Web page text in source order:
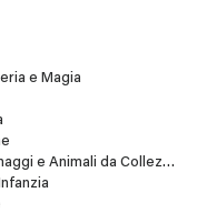
e Magia
e Animali da Collezione